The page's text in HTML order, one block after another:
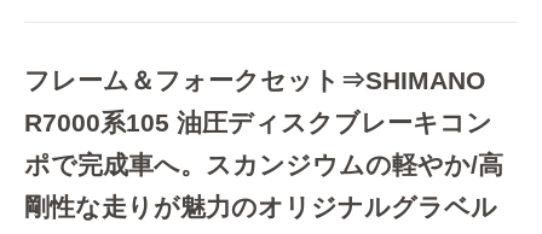
フレーム＆フォークセット⇒SHIMANO
R7000系105 油圧ディスクブレーキコン
ポで完成車へ。スカンジウムの軽やか/高
剛性な走りが魅力のオリジナルグラベル